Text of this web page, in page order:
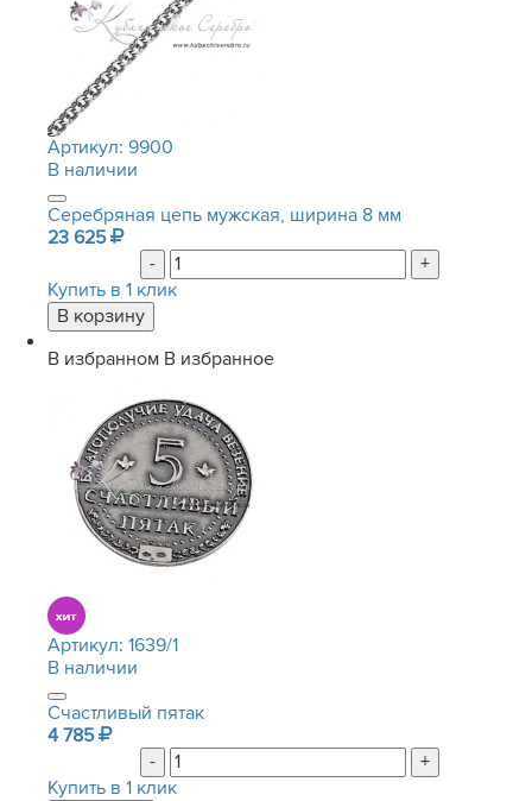
Артикул: 9900
В наличии
Серебряная цепь мужская, ширина 8 мм
23 625
-
+
Купить в 1 клик
В избранном В избранное
Артикул: 1639/1
В наличии
Счастливый пятак
4 785
-
+
Купить в 1 клик